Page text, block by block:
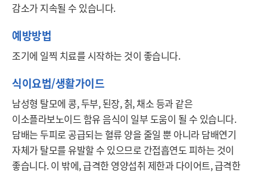
감소가 지속될 수 있습니다.
예방방법
조기에 일찍 치료를 시작하는 것이 좋습니다.
식이요법/생활가이드
남성형 탈모에 콩, 두부, 된장, 칡, 채소 등과 같은
이소플라보노이드 함유 음식이 일부 도움이 될 수 있습니다.
담배는 두피로 공급되는 혈류 양을 줄일 뿐 아니라 담배연기
자체가 탈모를 유발할 수 있으므로 간접흡연도 피하는 것이
좋습니다. 이 밖에, 급격한 영양섭취 제한과 다이어트, 급격한